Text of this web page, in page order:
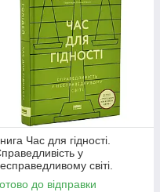
Час для гідності.
у
світі.
Раян
до відправки